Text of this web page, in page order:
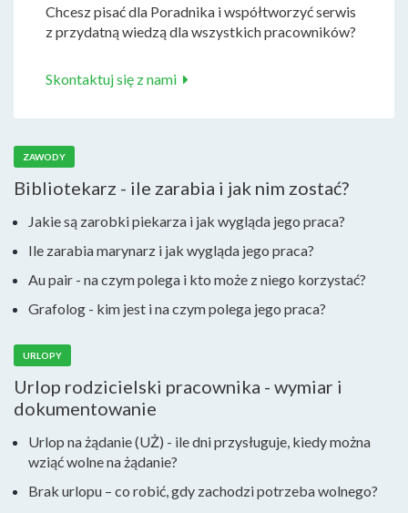
Chcesz pisać dla Poradnika i współtworzyć serwis
z przydatną wiedzą dla wszystkich pracowników?
Skontaktuj się z nami
ZAWODY
Bibliotekarz - ile zarabia i jak nim zostać?
Jakie są zarobki piekarza i jak wygląda jego praca?
Ile zarabia marynarz i jak wygląda jego praca?
Au pair - na czym polega i kto może z niego korzystać?
Grafolog - kim jest i na czym polega jego praca?
URLOPY
Urlop rodzicielski pracownika - wymiar i
dokumentowanie
Urlop na żądanie (UŻ) - ile dni przysługuje, kiedy można
wziąć wolne na żądanie?
Brak urlopu – co robić, gdy zachodzi potrzeba wolnego?